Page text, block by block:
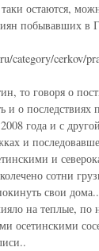
остаются,
побывавших в
category/cerkov/
то говоря о
и о последствиях
года и с
и
и
сотни
свои
на теплые, по
осетинскими